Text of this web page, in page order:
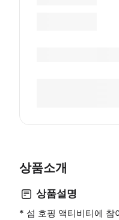
상품소개
상품설명
* 섬 호핑 액티비티에 참